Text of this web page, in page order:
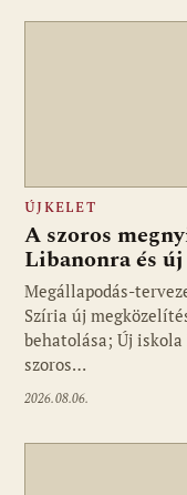
ÚJKELET
A szoros
Libanonra és
Megállapodás-
Szíria új
behatolása; Új
szoros…
2026.08.06.